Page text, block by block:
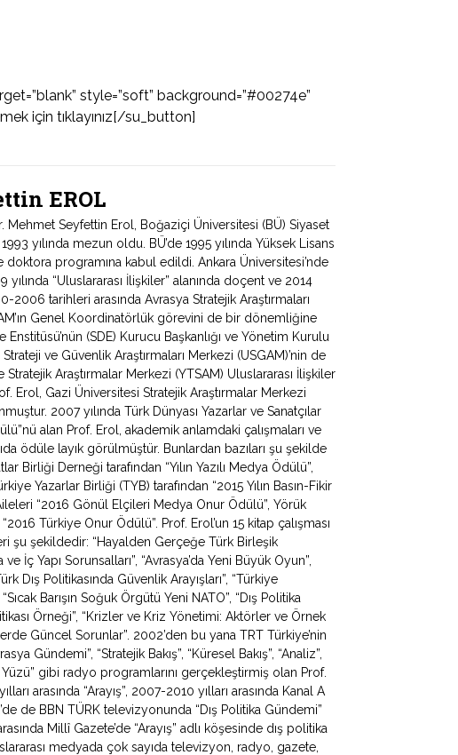
style=”soft” background=”#00274e”
için tıklayınız[/su_button]
EROL
Seyfettin Erol, Boğaziçi Üniversitesi (BÜ) Siyaset
yılında mezun oldu. BÜ’de 1995 yılında Yüksek Lisans
doktora programına kabul edildi. Ankara Üniversitesi’nde
“Uluslararası İlişkiler” alanında doçent ve 2014
2006 tarihleri arasında Avrasya Stratejik Araştırmaları
Genel Koordinatörlük görevini de bir dönemliğine
(SDE) Kurucu Başkanlığı ve Yönetim Kurulu
ve Güvenlik Araştırmaları Merkezi (USGAM)’nin de
Araştırmalar Merkezi (YTSAM) Uluslararası İlişkiler
Erol, Gazi Üniversitesi Stratejik Araştırmalar Merkezi
2007 yılında Türk Dünyası Yazarlar ve Sanatçılar
alan Prof. Erol, akademik anlamdaki çalışmaları ve
ödüle layık görülmüştür. Bunlardan bazıları şu şekilde
Birliği Derneği tarafından “Yılın Yazılı Medya Ödülü”,
Yazarlar Birliği (TYB) tarafından “2015 Yılın Basın-Fikir
“2016 Gönül Elçileri Medya Onur Ödülü”, Yörük
Türkiye Onur Ödülü”. Prof. Erol’un 15 kitap çalışması
şu şekildedir: “Hayalden Gerçeğe Türk Birleşik
İç Yapı Sorunsalları”, “Avrasya’da Yeni Büyük Oyun”,
Dış Politikasında Güvenlik Arayışları”, “Türkiye
Barışın Soğuk Örgütü Yeni NATO”, “Dış Politika
Örneği”, “Krizler ve Kriz Yönetimi: Aktörler ve Örnek
Güncel Sorunlar”. 2002’den bu yana TRT Türkiye’nin
Gündemi”, “Stratejik Bakış”, “Küresel Bakış”, “Analiz”,
Yüzü” gibi radyo programlarını gerçekleştirmiş olan Prof.
arasında “Arayış”, 2007-2010 yılları arasında Kanal A
de BBN TÜRK televizyonunda “Dış Politika Gündemi”
Millî Gazete’de “Arayış” adlı köşesinde dış politika
medyada çok sayıda televizyon, radyo, gazete,